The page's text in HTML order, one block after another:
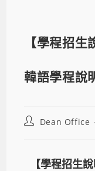
【學程招
韓語學程說
Dean Office
【學程招生